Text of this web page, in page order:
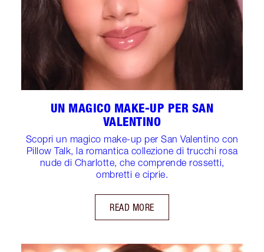
UN MAGICO MAKE-UP PER SAN
VALENTINO
Scopri un magico make-up per San Valentino con
Pillow Talk, la romantica collezione di trucchi rosa
nude di Charlotte, che comprende rossetti,
ombretti e ciprie.
READ MORE